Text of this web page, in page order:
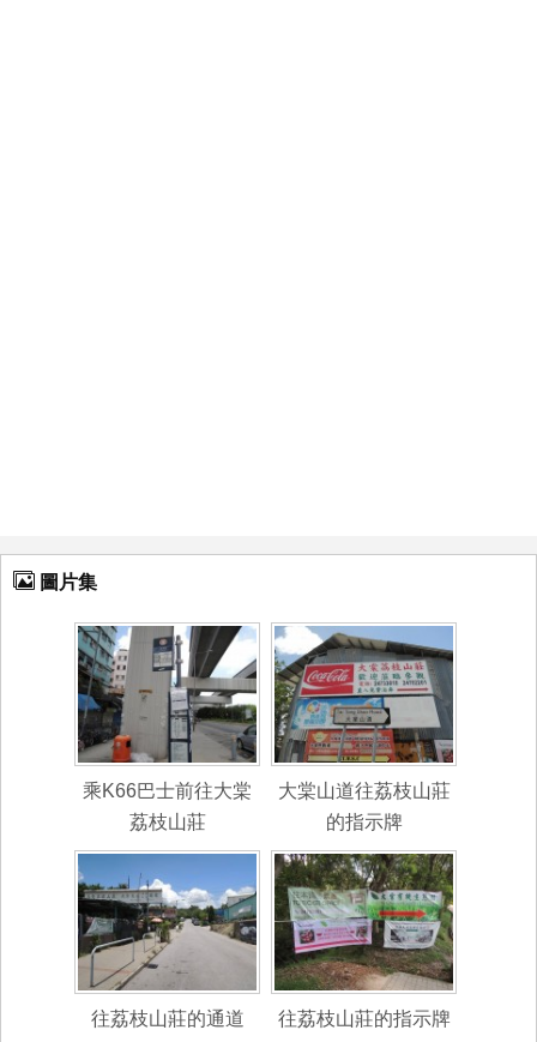
圖片集
乘K66巴士前往大棠
荔枝山莊
大棠山道往荔枝山莊
的指示牌
往荔枝山莊的通道 往荔枝山莊的指示牌